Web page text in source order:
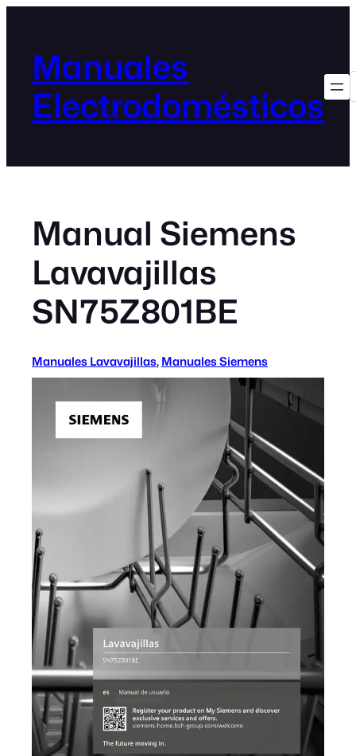
Manuales
Electrodomésticos
Manual Siemens
Lavavajillas
SN75Z801BE
Manuales Lavavajillas, Manuales Siemens